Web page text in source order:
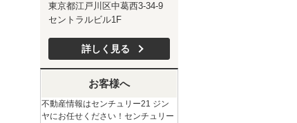
東京都江戸川区中葛西3-34-9
セントラルビル1F
詳しく見る
お客様へ
不動産情報はセンチュリー21 ジン
ヤにお任せください！センチュリー